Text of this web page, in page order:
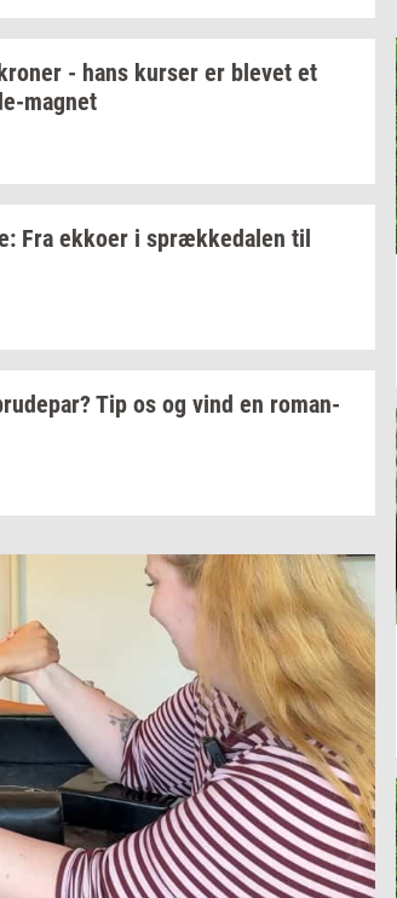
- hans kur­ser er ble­vet et
​magnet
Fra ek­ko­er i spræk­ke­da­len til
Tip os og vind en ro­man­